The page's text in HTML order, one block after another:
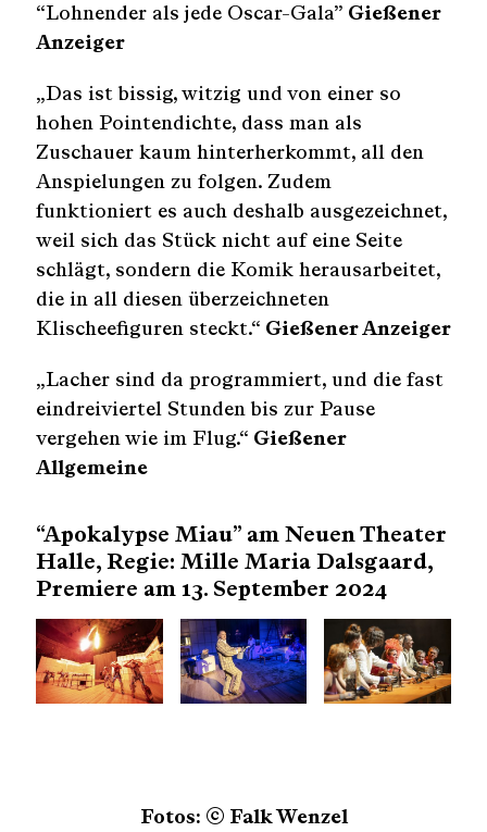
“Lohnender als jede Oscar-Gala” Gießener
Anzeiger
„Das ist bissig, witzig und von einer so
hohen Pointendichte, dass man als
Zuschauer kaum hinterherkommt, all den
Anspielungen zu folgen. Zudem
funktioniert es auch deshalb ausgezeichnet,
weil sich das Stück nicht auf eine Seite
schlägt, sondern die Komik herausarbeitet,
die in all diesen überzeichneten
Klischeefiguren steckt.“ Gießener Anzeiger
„Lacher sind da programmiert, und die fast
eindreiviertel Stunden bis zur Pause
vergehen wie im Flug.“ Gießener
Allgemeine
“Apokalypse Miau” am Neuen Theater
Halle, Regie: Mille Maria Dalsgaard,
Premiere am 13. September 2024
Fotos: © Falk Wenzel